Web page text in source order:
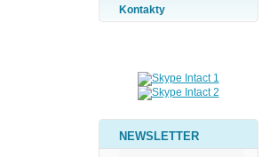
Kontakty
NEWSLETTER